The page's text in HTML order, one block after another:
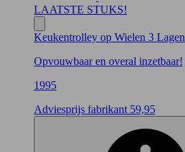
LAATSTE STUKS!
Keukentrolley op Wielen 3 Lagen
Opvouwbaar en overal inzetbaar!
1995
Adviesprijs fabrikant 59,95